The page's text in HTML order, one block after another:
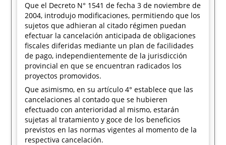
Que el Decreto N° 1541 de fecha 3 de noviembre de
2004, introdujo modificaciones, permitiendo que los
sujetos que adhieran al citado régimen puedan
efectuar la cancelación anticipada de obligaciones
fiscales diferidas mediante un plan de facilidades
de pago, independientemente de la jurisdicción
provincial en que se encuentran radicados los
proyectos promovidos.
Que asimismo, en su artículo 4° establece que las
cancelaciones al contado que se hubieren
efectuado con anterioridad al mismo, estarán
sujetas al tratamiento y goce de los beneficios
previstos en las normas vigentes al momento de la
respectiva cancelación.